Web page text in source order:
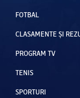
FOTBAL
CLASAMENTE ȘI
PROGRAM TV
TENIS
SPORTURI